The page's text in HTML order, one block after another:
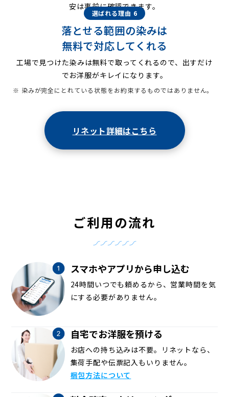
安は事前に確認できます。
選ばれる理由 6
落とせる範囲の染みは
無料で対応してくれる
工場で見つけた染みは無料で取ってくれるので、出すだけ
でお洋服がキレイになります。
※ 染みが完全にとれている状態をお約束するものではありません。
リネット詳細はこちら
ご利用の流れ
スマホやアプリから申し込む
24時間いつでも頼めるから、営業時間を気
にする必要がありません。
自宅でお洋服を預ける
お店への持ち込みは不要。リネットなら、
集荷手配や伝票記入もいりません。
梱包方法について